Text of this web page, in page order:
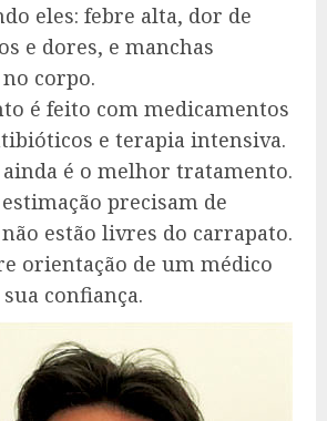
eles: febre alta, dor de
e dores, e manchas
corpo.
é feito com medicamentos
e terapia intensiva.
é o melhor tratamento.
precisam de
estão livres do carrapato.
orientação de um médico
confiança.